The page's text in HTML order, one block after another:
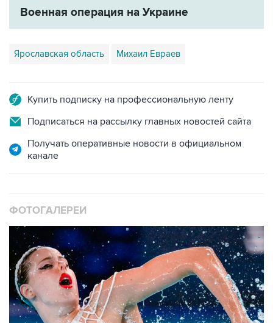
Военная операция на Украине
Ярославская область Михаил Евраев
Купить подписку на профессиональную ленту
Подписаться на рассылку главных новостей сайта
Получать оперативные новости в официальном
канале
ФОТОГАЛЕРЕИ